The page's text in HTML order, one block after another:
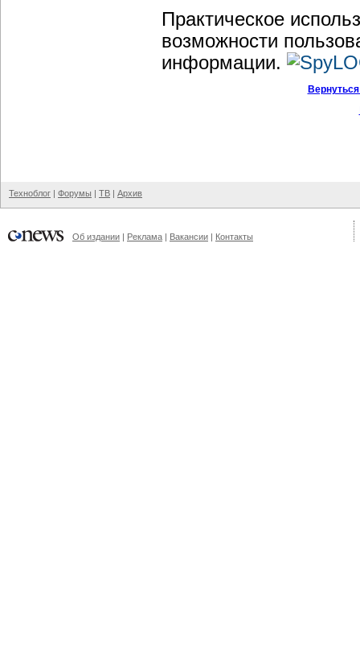
Практическое
возможности
информации.
Техноблог | Форумы | ТВ | Архив
Об издании | Реклама | Вакансии | Контакты